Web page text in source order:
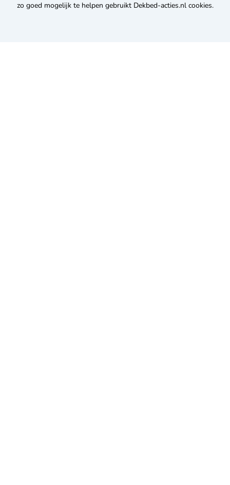
zo goed mogelijk te helpen gebruikt Dekbed-acties.nl cookies.